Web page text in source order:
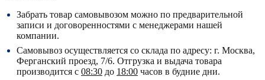
Забрать товар самовывозом можно по предварительной
записи и договоренностями с менеджерами нашей
компании.
Самовывоз осуществляется со склада по адресу: г. Москва,
Ферганский проезд, 7/6. Отгрузка и выдача товара
производится с 08:30 до 18:00 часов в будние дни.